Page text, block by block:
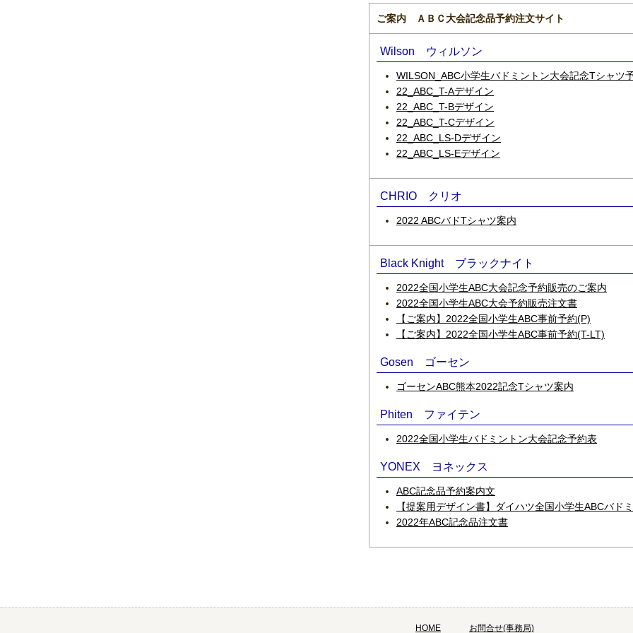
ご案内 ＡＢＣ大会記念品予約注文サイト
Wilson ウィルソン
WILSON_ABC小学生バドミントン大会記念Tシャツ
22_ABC_T-Aデザイン
22_ABC_T-Bデザイン
22_ABC_T-Cデザイン
22_ABC_LS-Dデザイン
22_ABC_LS-Eデザイン
CHRIO クリオ
2022 ABCバドTシャツ案内
Black Knight ブラックナイト
2022全国小学生ABC大会記念予約販売のご案内
2022全国小学生ABC大会予約販売注文書
【ご案内】2022全国小学生ABC事前予約(P)
【ご案内】2022全国小学生ABC事前予約(T-LT)
Gosen ゴーセン
ゴーセンABC熊本2022記念Tシャツ案内
Phiten ファイテン
2022全国小学生バドミントン大会記念予約表
YONEX ヨネックス
ABC記念品予約案内文
【提案用デザイン書】ダイハツ全国小学生ABCバド
2022年ABC記念品注文書
HOME お問合せ(事務局)